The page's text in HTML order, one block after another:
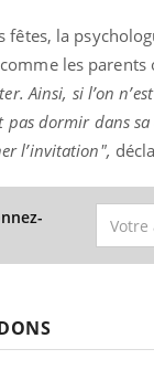
fêtes, la
les parents
Ainsi, si l’on
pas dormir dans
l’invitation",
Diabète &
diabète, c'est une